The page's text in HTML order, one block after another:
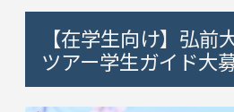
【在学生向け】弘前
ツアー学生ガイド大